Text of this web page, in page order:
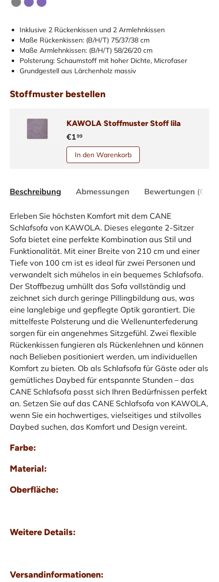
Inklusive 2 Rückenkissen und 2 Armlehnkissen
Maße Rückenkissen: (B/H/T) 75/37/38 cm
Maße Armlehnkissen: (B/H/T) 58/26/20 cm
Polsterung: Schaumstoff mit hoher Dichte, Microfaser
Grundgestell aus Lärchenholz massiv
Stoffmuster bestellen
KAWOLA Stoffmuster Stoff lila
€199
In den Warenkorb
Beschreibung Abmessungen Bewertungen (0)
Erleben Sie höchsten Komfort mit dem CANE
Schlafsofa von KAWOLA. Dieses elegante 2-Sitzer
Sofa bietet eine perfekte Kombination aus Stil und
Funktionalität. Mit einer Breite von 210 cm und einer
Tiefe von 100 cm ist es ideal für zwei Personen und
verwandelt sich mühelos in ein bequemes Schlafsofa.
Der Stoffbezug umhüllt das Sofa vollständig und
zeichnet sich durch geringe Pillingbildung aus, was
eine langlebige und gepflegte Optik garantiert. Die
mittelfeste Polsterung und die Wellenunterfederung
sorgen für ein angenehmes Sitzgefühl. Zwei flexible
Rückenkissen fungieren als Rückenlehnen und können
nach Belieben positioniert werden, um individuellen
Komfort zu bieten. Ob als Schlafsofa für Gäste oder als
gemütliches Daybed für entspannte Stunden – das
CANE Schlafsofa passt sich Ihren Bedürfnissen perfekt
an. Setzen Sie auf das CANE Schlafsofa von KAWOLA,
wenn Sie ein hochwertiges, vielseitiges und stilvolles
Daybed suchen, das Komfort und Design vereint.
Farbe:
Material:
Oberfläche:
Weitere Details:
Versandinformationen: